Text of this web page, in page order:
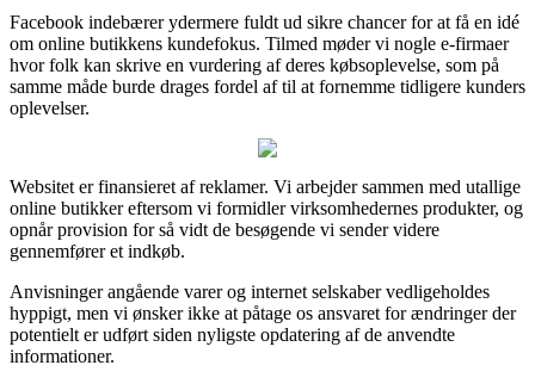
Facebook indebærer ydermere fuldt ud sikre chancer for at få en idé
om online butikkens kundefokus. Tilmed møder vi nogle e-firmaer
hvor folk kan skrive en vurdering af deres købsoplevelse, som på
samme måde burde drages fordel af til at fornemme tidligere kunders
oplevelser.
Websitet er finansieret af reklamer. Vi arbejder sammen med utallige
online butikker eftersom vi formidler virksomhedernes produkter, og
opnår provision for så vidt de besøgende vi sender videre
gennemfører et indkøb.
Anvisninger angående varer og internet selskaber vedligeholdes
hyppigt, men vi ønsker ikke at påtage os ansvaret for ændringer der
potentielt er udført siden nyligste opdatering af de anvendte
informationer.